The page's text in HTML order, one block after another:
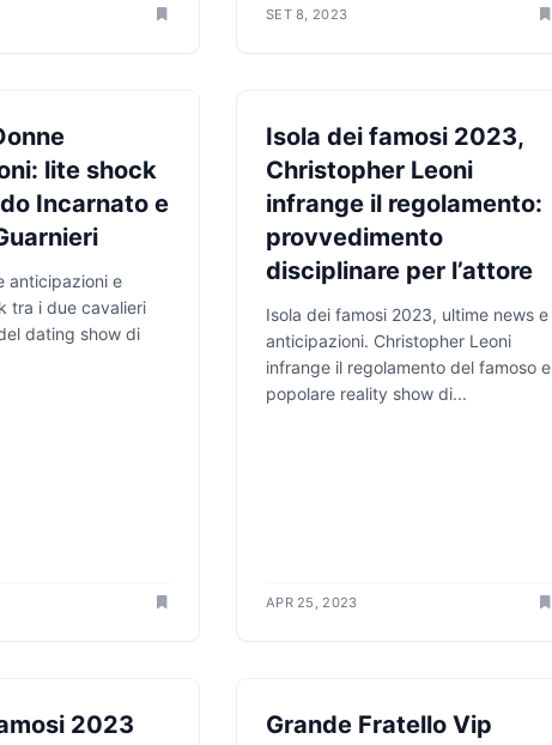
SET 8, 2023
lite shock
Incarnato e
anticipazioni e
tra i due cavalieri
dating show di
Isola dei famosi 2023,
Christopher Leoni
infrange il regolamento:
provvedimento
disciplinare per l’attore
Isola dei famosi 2023, ultime news e
anticipazioni. Christopher Leoni
infrange il regolamento del famoso e
popolare reality show di...
APR 25, 2023
2023
Grande Fratello Vip